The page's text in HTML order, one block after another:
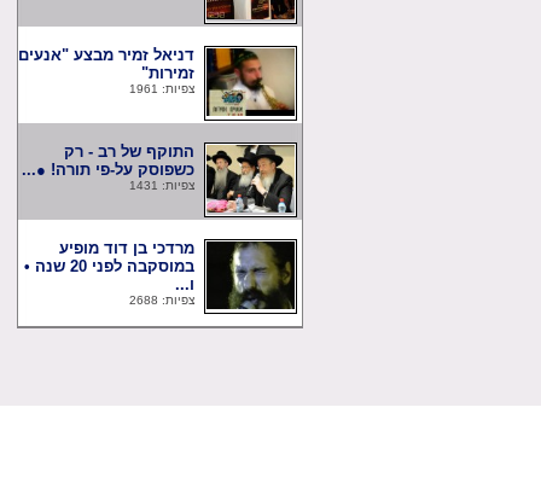
דניאל זמיר מבצע "אנעים
זמירות"
צפיות: 1961
התוקף של רב - רק
כשפוסק על-פי תורה! ●...
צפיות: 1431
מרדכי בן דוד מופיע
במוסקבה לפני 20 שנה •
צפיות: 2688